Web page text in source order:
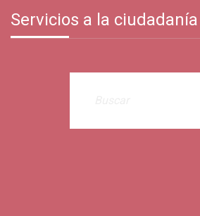
Servicios a la ciudadanía